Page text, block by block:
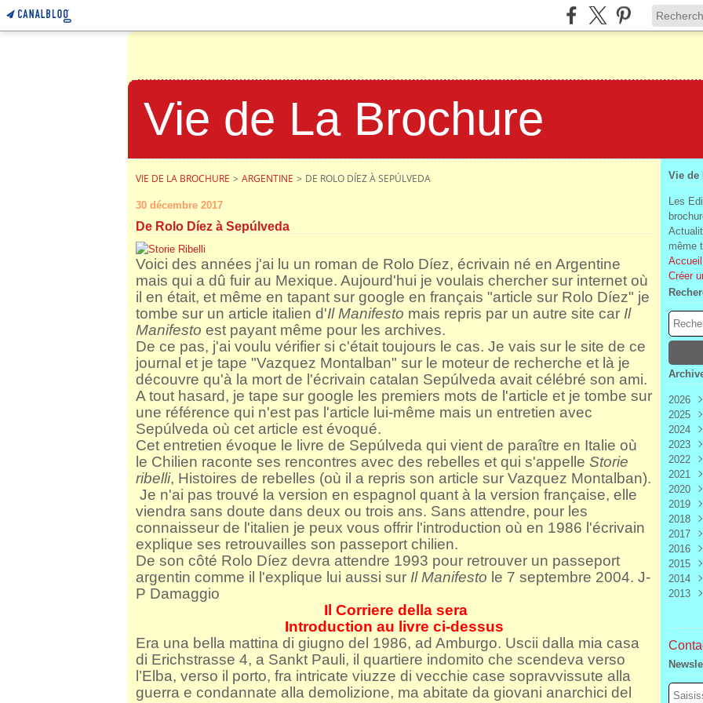
Vie de La Brochure
VIE DE LA BROCHURE > ARGENTINE > DE ROLO DÍEZ À SEPÚLVEDA
30 décembre 2017
De Rolo Díez à Sepúlveda
Voici des années j'ai lu un roman de Rolo Díez, écrivain né en Argentine
mais qui a dû fuir au Mexique. Aujourd'hui je voulais chercher sur internet où
il en était, et même en tapant sur google en français "article sur Rolo Díez" je
tombe sur un article italien d'Il Manifesto mais repris par un autre site car Il
Manifesto est payant même pour les archives.
De ce pas, j'ai voulu vérifier si c'était toujours le cas. Je vais sur le site de ce
journal et je tape "Vazquez Montalban" sur le moteur de recherche et là je
découvre qu'à la mort de l'écrivain catalan Sepúlveda avait célébré son ami.
A tout hasard, je tape sur google les premiers mots de l'article et je tombe sur
une référence qui n'est pas l'article lui-même mais un entretien avec
Sepúlveda où cet article est évoqué.
Cet entretien évoque le livre de Sepúlveda qui vient de paraître en Italie où
le Chilien raconte ses rencontres avec des rebelles et qui s'appelle Storie
ribelli, Histoires de rebelles (où il a repris son article sur Vazquez Montalban).
Je n'ai pas trouvé la version en espagnol quant à la version française, elle
viendra sans doute dans deux ou trois ans. Sans attendre, pour les
connaisseur de l'italien je peux vous offrir l'introduction où en 1986 l'écrivain
explique ses retrouvailles son passeport chilien.
De son côté Rolo Díez devra attendre 1993 pour retrouver un passeport
argentin comme il l'explique lui aussi sur Il Manifesto le 7 septembre 2004. J-
P Damaggio
Il Corriere della sera
Introduction au livre ci-dessus
Era una bella mattina di giugno del 1986, ad Amburgo. Uscii dalla mia casa
di Erichstrasse 4, a Sankt Pauli, il quartiere indomito che scendeva verso
l’Elba, verso il porto, fra intricate viuzze di vecchie case sopravvissute alla
guerra e condannate alla demolizione, ma abitate da giovani anarchici del
Vie de
Les
même
Créer
2026
Août
Juin
Mai
Avril
Mars
2025
Août
Juin
Mai
Avril
Mars
2024
Août
Juin
Mai
Avril
Mars
2023
Août
Juin
Mai
Avril
Mars
2022
Août
Juin
Mai
Avril
2021
Août
Juin
Mai
2020
Août
Juin
Mars
2019
Août
Avril
2018
Août
Mai
2017
Juin
Mai
2016
Juin
Mai
2015
Août
Juin
Mai
2014
Juin
Mai
2013